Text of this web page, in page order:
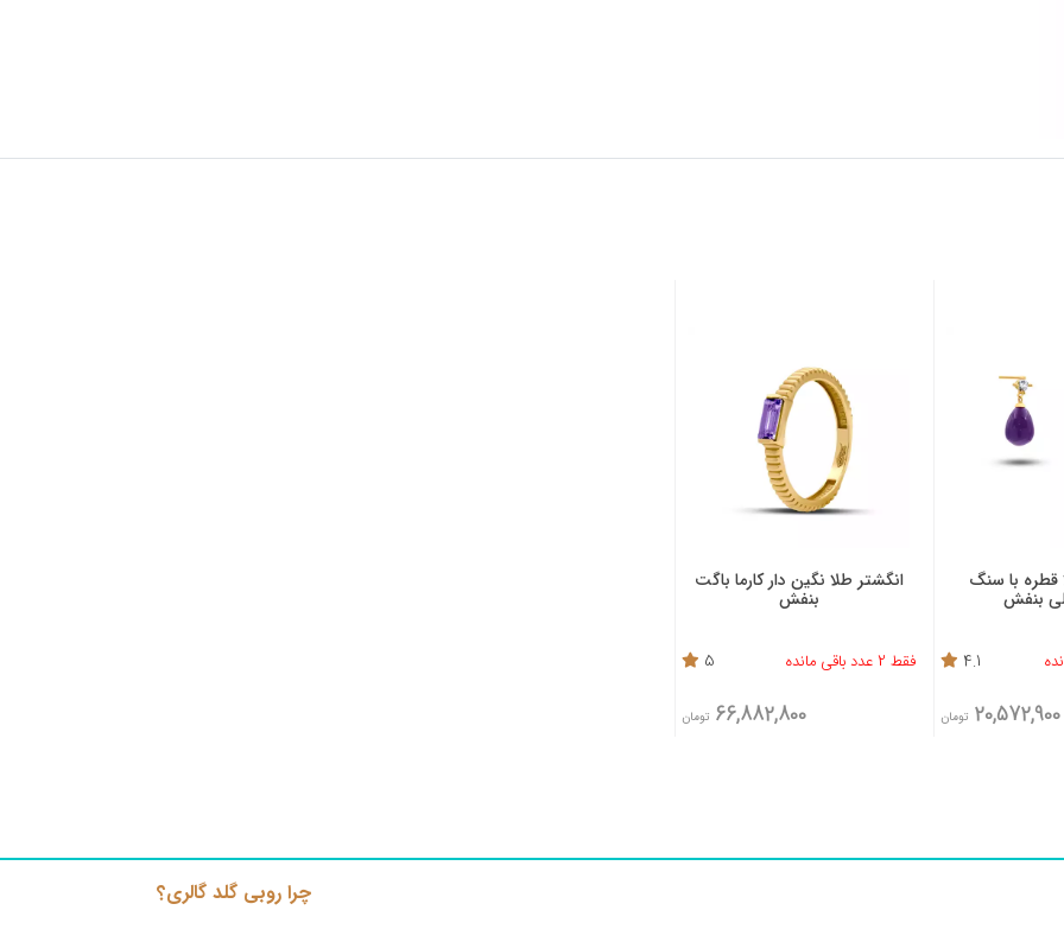
قطره با سنگ
بنفش
4.1
20,572,900 تومان
انگشتر طلا نگین دار کارما باگت
بنفش
فقط 2 عدد باقی مانده 5
66,882,800 تومان
چرا روبی گلد گالری؟